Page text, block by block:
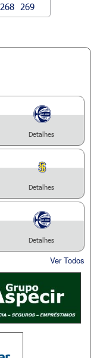
268 269
Detalhes
Detalhes
Detalhes
Ver Todos